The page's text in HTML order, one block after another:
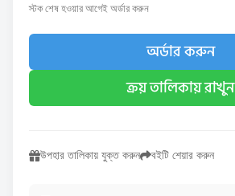
স্টক শেষ হওয়ার আগেই অর্ডার করুন
অর্ডার করুন
ক্রয় তালিকায় রাখুন
উপহার তালিকায় যুক্ত করুন বইটি শেয়ার করুন